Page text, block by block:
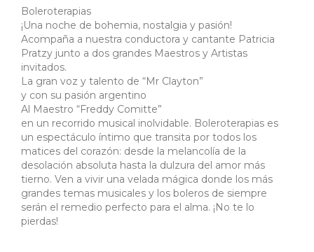
Boleroterapias
¡Una noche de bohemia, nostalgia y pasión!
Acompaña a nuestra conductora y cantante Patricia
Pratzy junto a dos grandes Maestros y Artistas
invitados.
La gran voz y talento de “Mr Clayton”
y con su pasión argentino
Al Maestro “Freddy Comitte”
en un recorrido musical inolvidable. Boleroterapias es
un espectáculo íntimo que transita por todos los
matices del corazón: desde la melancolía de la
desolación absoluta hasta la dulzura del amor más
tierno. Ven a vivir una velada mágica donde los más
grandes temas musicales y los boleros de siempre
serán el remedio perfecto para el alma. ¡No te lo
pierdas!